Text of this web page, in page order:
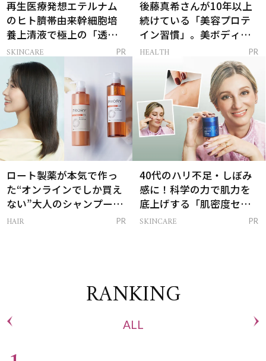
再生医療発想エテルナム
のヒト臍帯由来幹細胞培
養上清液で極上の「透明
感ハリ肌」へ
SKINCARE PR
後藤真希さんが10年以上
続けている「美容プロテ
イン習慣」。美ボディを
支える朝ルーティンと
HEALTH PR
ロート製薬が本気で作っ
た“オンラインでしか買え
ない”大人のシャンプー＆
トリートメントって？
HAIR PR
40代のハリ不足・しぼみ
感に！科学の力で肌力を
底上げする「肌密度セラ
ム」
SKINCARE PR
RANKING
ALL